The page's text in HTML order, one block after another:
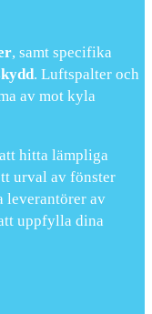
, samt specifika
. Luftspalter och
av mot kyla
hitta lämpliga
urval av fönster
leverantörer av
uppfylla dina